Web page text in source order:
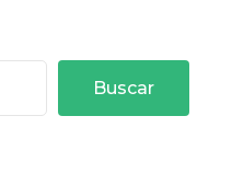
Buscar